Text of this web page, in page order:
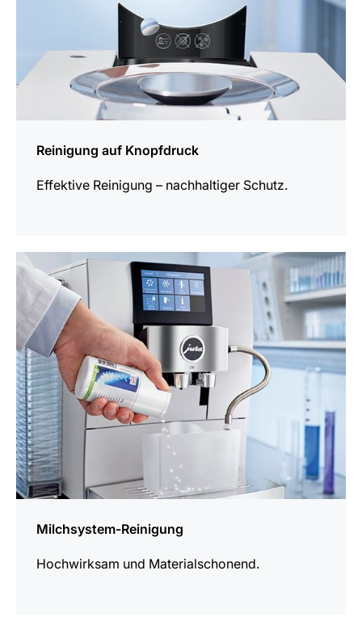
Reinigung auf Knopfdruck
Effektive Reinigung – nachhaltiger Schutz.
Milchsystem-Reinigung
Hochwirksam und Materialschonend.
mehr
erfahren